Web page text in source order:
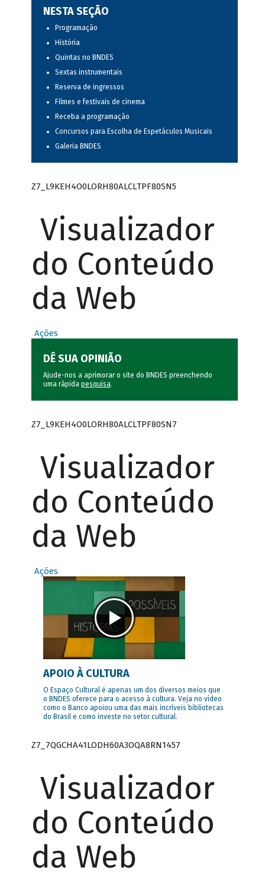
NESTA SEÇÃO
Programação
História
Quintas no BNDES
Sextas instrumentais
Reserva de ingressos
Filmes e festivais de cinema
Receba a programação
Concursos para Escolha de Espetáculos Musicais
Galeria BNDES
Z7_L9KEH4O0LORH80ALCLTPF80SN5
Visualizador
do Conteúdo
da Web
Ações
DÊ SUA OPINIÃO
Ajude-nos a aprimorar o site do BNDES preenchendo
uma rápida pesquisa.
Z7_L9KEH4O0LORH80ALCLTPF80SN7
Visualizador
do Conteúdo
da Web
Ações
APOIO À CULTURA
O Espaço Cultural é apenas um dos diversos meios que
o BNDES oferece para o acesso à cultura. Veja no vídeo
como o Banco apoiou uma das mais incríveis bibliotecas
do Brasil e como investe no setor cultural.
Z7_7QGCHA41LODH60A3OQA8RN1457
Visualizador
do Conteúdo
da Web